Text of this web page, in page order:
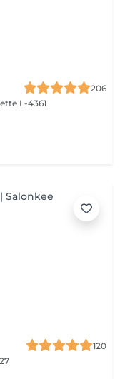
206
L-4361
120